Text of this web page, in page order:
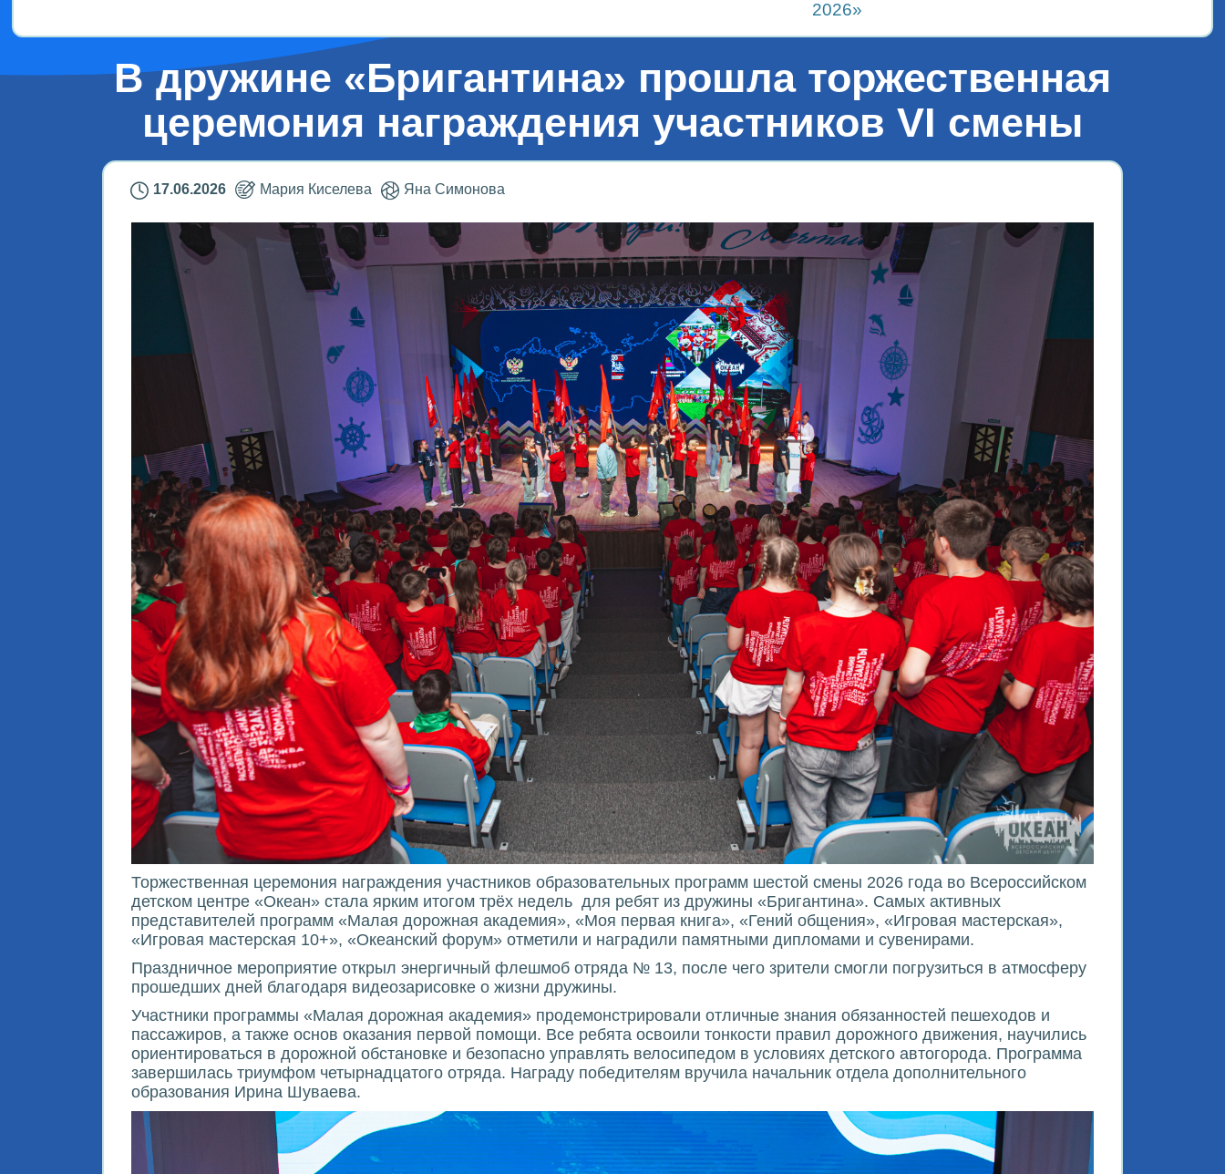
2026»
В дружине «Бригантина» прошла торжественная
церемония награждения участников VI смены
17.06.2026 Мария Киселева Яна Симонова
Торжественная церемония награждения участников образовательных программ шестой смены 2026 года во Всероссийском
детском центре «Океан» стала ярким итогом трёх недель для ребят из дружины «Бригантина». Самых активных
представителей программ «Малая дорожная академия», «Моя первая книга», «Гений общения», «Игровая мастерская»,
«Игровая мастерская 10+», «Океанский форум» отметили и наградили памятными дипломами и сувенирами.
Праздничное мероприятие открыл энергичный флешмоб отряда № 13, после чего зрители смогли погрузиться в атмосферу
прошедших дней благодаря видеозарисовке о жизни дружины.
Участники программы «Малая дорожная академия» продемонстрировали отличные знания обязанностей пешеходов и
пассажиров, а также основ оказания первой помощи. Все ребята освоили тонкости правил дорожного движения, научились
ориентироваться в дорожной обстановке и безопасно управлять велосипедом в условиях детского автогорода. Программа
завершилась триумфом четырнадцатого отряда. Награду победителям вручила начальник отдела дополнительного
образования Ирина Шуваева.